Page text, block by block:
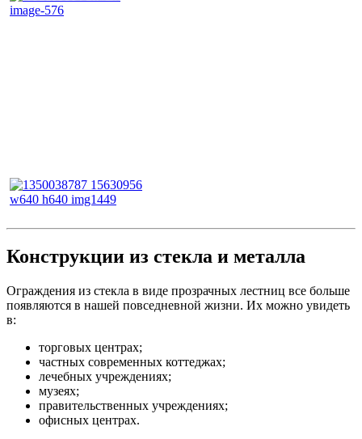
Конструкции из стекла и металла
Ограждения из стекла в виде прозрачных лестниц все больше
появляются в нашей повседневной жизни. Их можно увидеть
в:
торговых центрах;
частных современных коттеджах;
лечебных учреждениях;
музеях;
правительственных учреждениях;
офисных центрах.